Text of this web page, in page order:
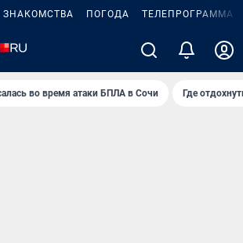
ЗНАКОМСТВА ПОГОДА ТЕЛЕПРОГРАММА
во время атаки БПЛА в Сочи Где